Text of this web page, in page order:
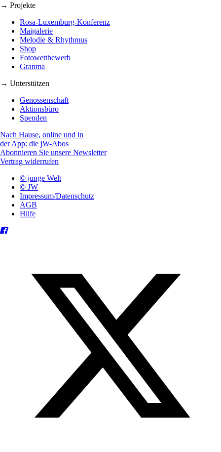
→ Projekte
Rosa-Luxemburg-Konferenz
Maigalerie
Melodie & Rhythmus
Shop
Fotowettbewerb
Granma
→ Unterstützen
Genossenschaft
Aktionsbüro
Spenden
Nach Hause, online und in
der App: die jW-Abos
Abonnieren Sie unsere Newsletter
Vertrag widerrufen
© junge Welt
© JW
Impressum/Datenschutz
AGB
Hilfe